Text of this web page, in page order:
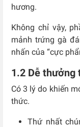
hương.
Không chỉ vậy,
mảnh trứng gà
nhấn của “cực
1.2 Dễ thưởng
Có 3 lý do khiến
thức.
Thứ nhất